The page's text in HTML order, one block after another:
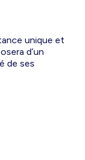
unique et
d’un
de ses